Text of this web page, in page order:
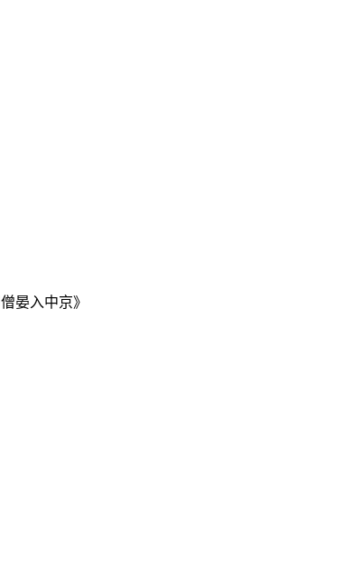
晏入中京》